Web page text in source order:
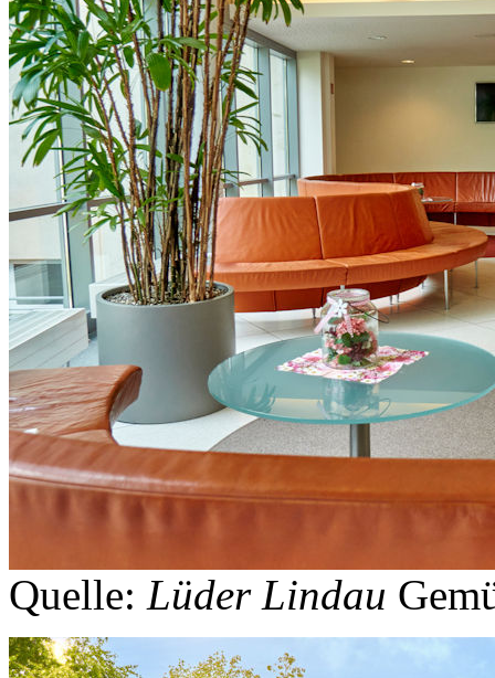
Quelle: Lüder Lindau